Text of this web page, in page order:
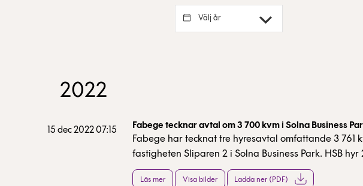
Välj år
2022
15 dec 2022 07:15 Fabege tecknar avtal om 3 700 kvm i Solna Business
Fabege har tecknat tre hyresavtal omfattande 3 761
fastigheten Sliparen 2 i Solna Business Park. HSB hyr
kontorsyta, Coor hyr 947 kvm konferensyta och
kvm caféyta. Samtliga avtal löper på 5 år och har
Läs mer Visa bilder Ladda ner (PDF)